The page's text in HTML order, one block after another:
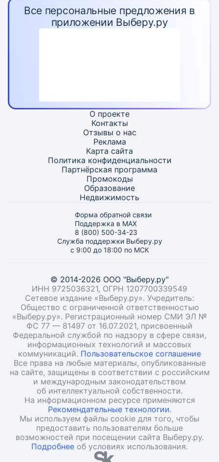
Все персональные предложения в
приложении Выберу.ру
О проекте
Контакты
Отзывы о нас
Реклама
Карта сайта
Политика конфиденциальности
Партнёрская программа
Промокоды
Образование
Недвижимость
Форма обратной связи
Поддержка в MAX
8 (800) 500-34-23
Служба поддержки Выберу.ру
с 9:00 до 18:00 по МСК
© 2014-2026 ООО "Выберу.ру"
ИНН 9725036321, ОГРН 1207700339549
Сетевое издание «Выберу.ру». Учредитель:
Общество с ограниченной ответственностью
«Выберу.ру». Регистрационный номер СМИ ЭЛ №
ФС 77 — 81497 от 16.07.2021, присвоенный
Федеральной службой по надзору в сфере связи,
информационных технологий и массовых
коммуникаций. Пользовательское соглашение
Все права на любые материалы, опубликованные
на сайте, защищены в соответствии с российским
и международным законодательством
об интеллектуальной собственности.
На информационном ресурсе применяются
Рекомендательные технологии.
Мы используем файлы cookie для того, чтобы
предоставить пользователям больше
возможностей при посещении сайта Выберу.ру.
Подробнее об условиях использования.